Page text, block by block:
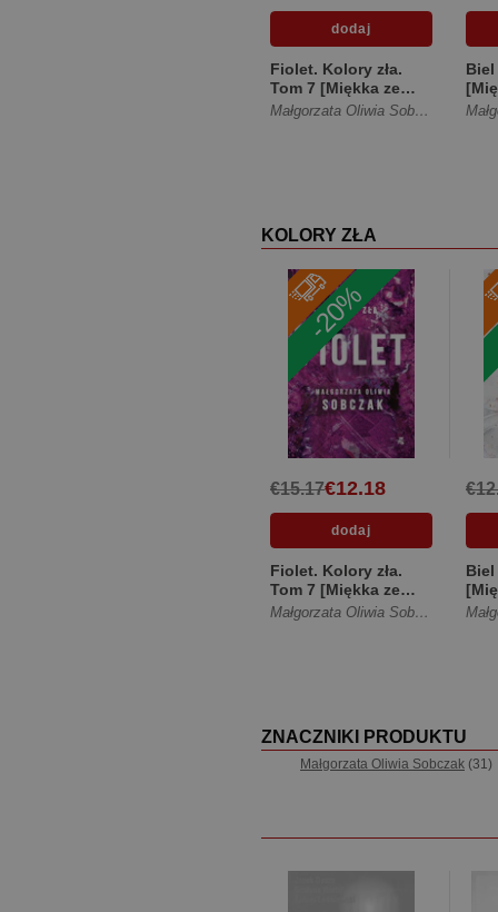
Fiolet. Kolory zła.
Tom 7 [Miękka ze
skrzydełkami]
Małgorzata Oliwia Sobczak
Biel
KOLORY ZŁA
-20%
€12.18
€15.17
Fiolet. Kolory zła.
Tom 7 [Miękka ze
skrzydełkami]
Małgorzata Oliwia Sobczak
Biel
ZNACZNIKI PRODUKTU
Małgorzata Oliwia Sobczak (31)